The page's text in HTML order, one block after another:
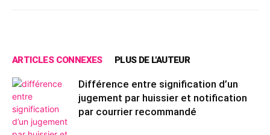
ARTICLES CONNEXES PLUS DE L'AUTEUR
Différence entre signification d’un
jugement par huissier et notification
par courrier recommandé